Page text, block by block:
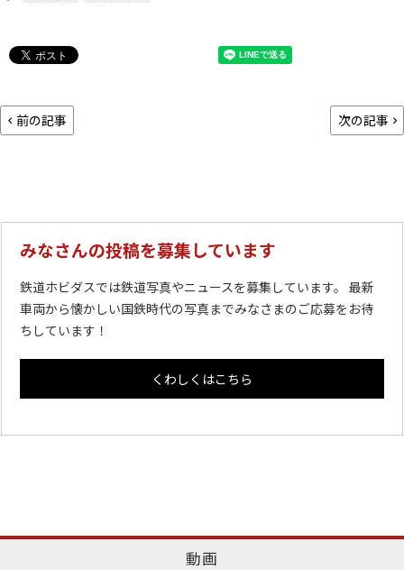
前の記事 次の記事
みなさんの投稿を募集しています
鉄道ホビダスでは鉄道写真やニュースを募集しています。 最新
車両から懐かしい国鉄時代の写真までみなさまのご応募をお待
ちしています！
くわしくはこちら
動画